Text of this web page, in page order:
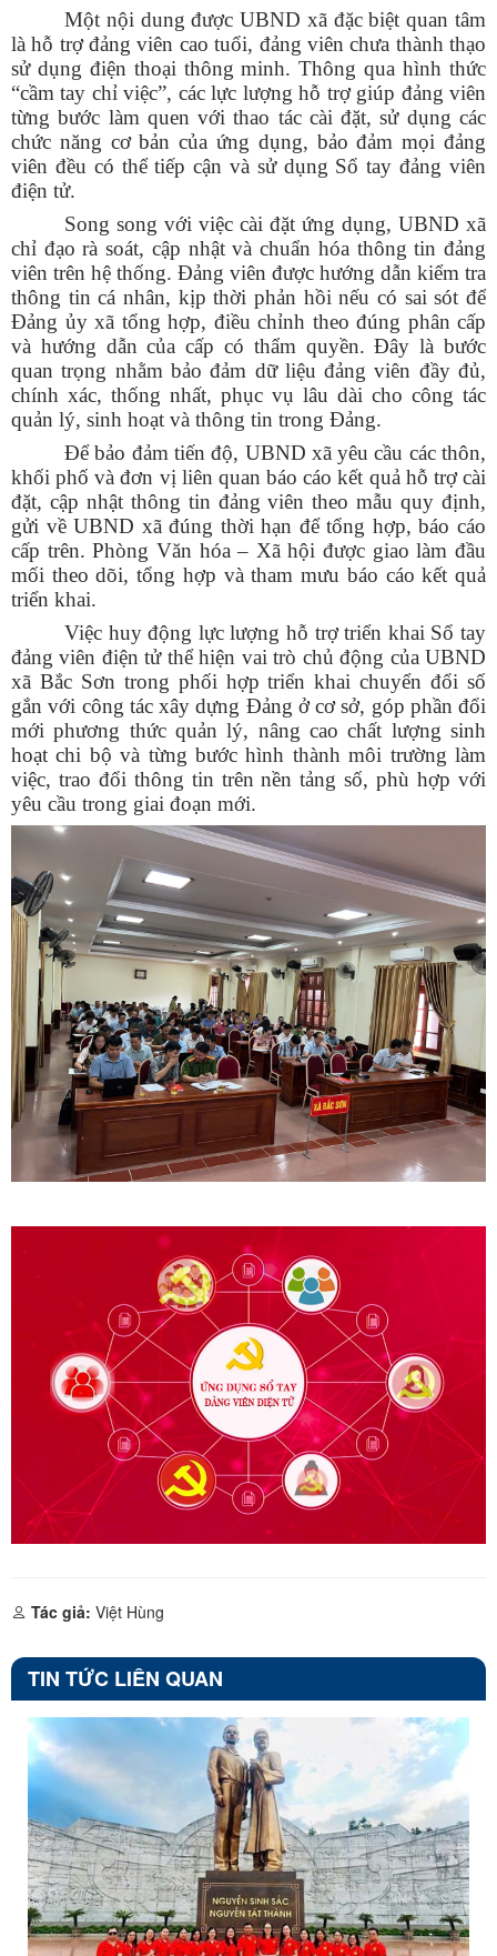
Một nội dung được UBND xã đặc biệt quan tâm
là hỗ trợ đảng viên cao tuổi, đảng viên chưa thành thạo
sử dụng điện thoại thông minh. Thông qua hình thức
“cầm tay chỉ việc”, các lực lượng hỗ trợ giúp đảng viên
từng bước làm quen với thao tác cài đặt, sử dụng các
chức năng cơ bản của ứng dụng, bảo đảm mọi đảng
viên đều có thể tiếp cận và sử dụng Sổ tay đảng viên
điện tử.
Song song với việc cài đặt ứng dụng, UBND xã
chỉ đạo rà soát, cập nhật và chuẩn hóa thông tin đảng
viên trên hệ thống. Đảng viên được hướng dẫn kiểm tra
thông tin cá nhân, kịp thời phản hồi nếu có sai sót để
Đảng ủy xã tổng hợp, điều chỉnh theo đúng phân cấp
và hướng dẫn của cấp có thẩm quyền. Đây là bước
quan trọng nhằm bảo đảm dữ liệu đảng viên đầy đủ,
chính xác, thống nhất, phục vụ lâu dài cho công tác
quản lý, sinh hoạt và thông tin trong Đảng.
Để bảo đảm tiến độ, UBND xã yêu cầu các thôn,
khối phố và đơn vị liên quan báo cáo kết quả hỗ trợ cài
đặt, cập nhật thông tin đảng viên theo mẫu quy định,
gửi về UBND xã đúng thời hạn để tổng hợp, báo cáo
cấp trên. Phòng Văn hóa – Xã hội được giao làm đầu
mối theo dõi, tổng hợp và tham mưu báo cáo kết quả
triển khai.
Việc huy động lực lượng hỗ trợ triển khai Sổ tay
đảng viên điện tử thể hiện vai trò chủ động của UBND
xã Bắc Sơn trong phối hợp triển khai chuyển đổi số
gắn với công tác xây dựng Đảng ở cơ sở, góp phần đổi
mới phương thức quản lý, nâng cao chất lượng sinh
hoạt chi bộ và từng bước hình thành môi trường làm
việc, trao đổi thông tin trên nền tảng số, phù hợp với
yêu cầu trong giai đoạn mới.
Tác giả: Việt Hùng
TIN TỨC LIÊN QUAN